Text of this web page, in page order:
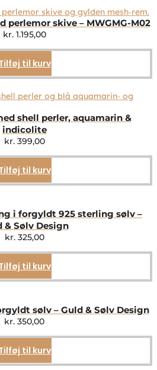
perlemor skive – MWGMG-M02
kr.1.195,00
til kurv
shell perler, aquamarin &
indicolite
kr.399,00
til kurv
i forgyldt 925 sterling sølv –
& Sølv Design
kr.325,00
til kurv
sølv – Guld & Sølv Design
kr. 350,00
til kurv